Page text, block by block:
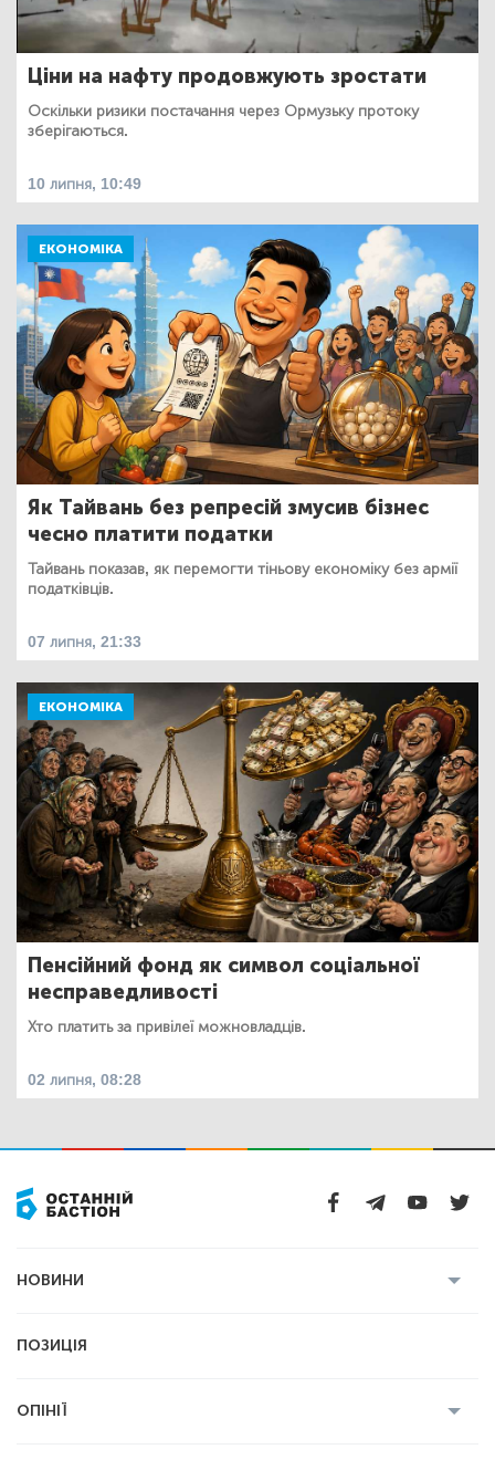
Ціни на нафту продовжують зростати
Оскільки ризики постачання через Ормузьку протоку
зберігаються.
10 липня, 10:49
ЕКОНОМІКА
Як Тайвань без репресій змусив бізнес
чесно платити податки
Тайвань показав, як перемогти тіньову економіку без армії
податківців.
07 липня, 21:33
ЕКОНОМІКА
Пенсійний фонд як символ соціальної
несправедливості
Хто платить за привілеї можновладців.
02 липня, 08:28
НОВИНИ
Економіка
ПОЗИЦІЯ
ОПІНІЇ